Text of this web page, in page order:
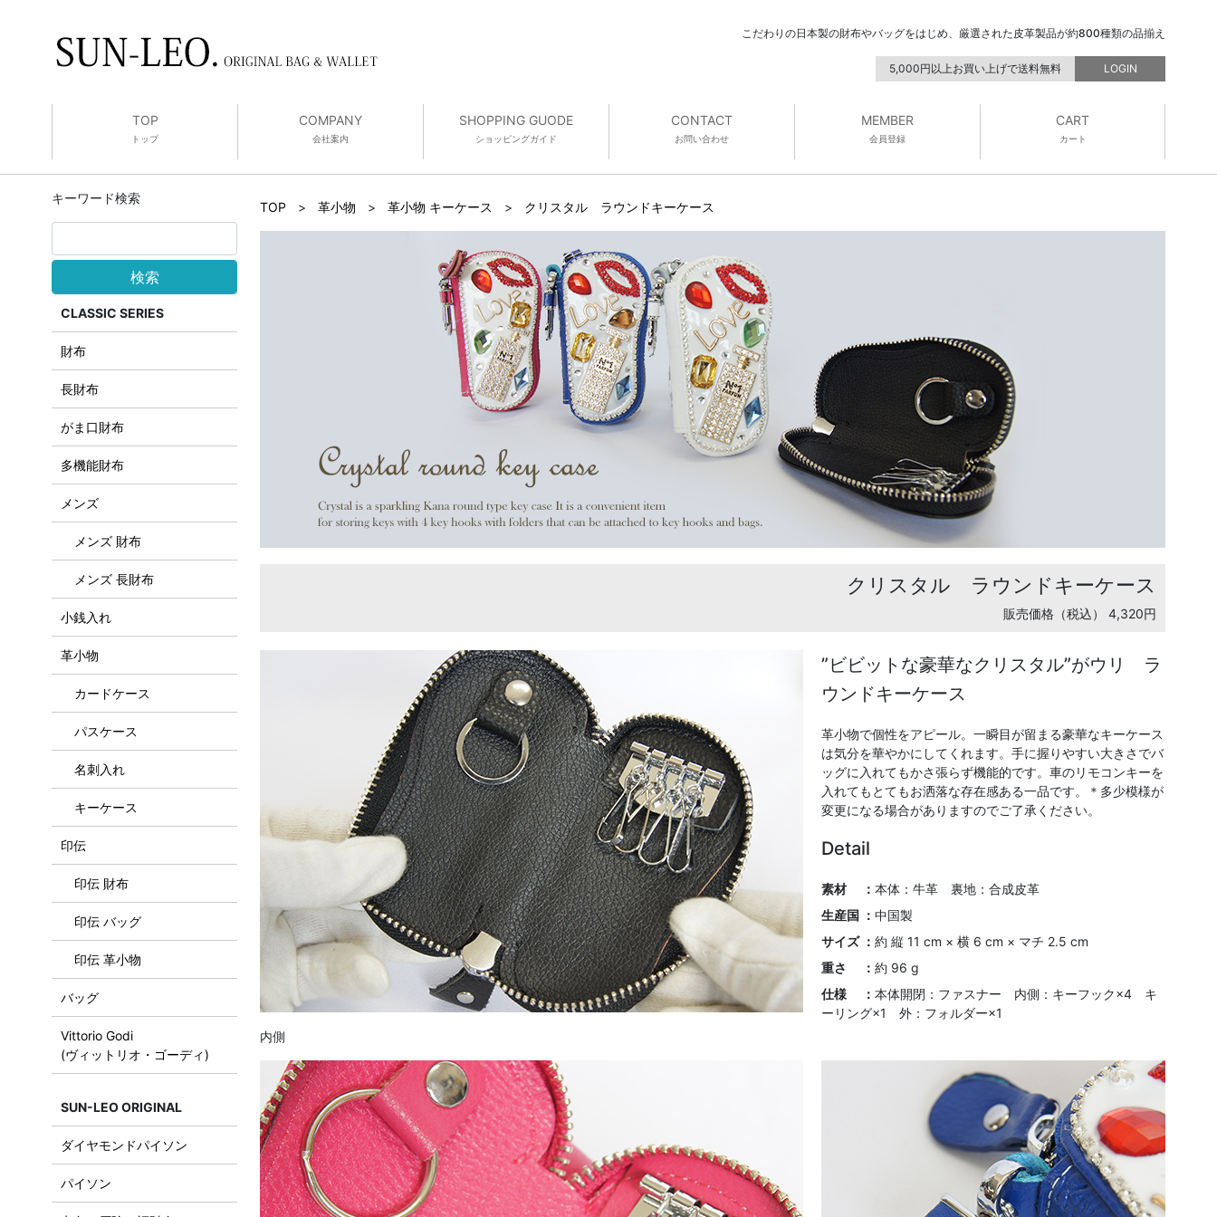
こだわりの日本製の財布やバッグをはじめ、厳選された皮革製品が約800種類の品揃え
5,000円以上お買い上げで送料無料 LOGIN
TOP
トップ
COMPANY
会社案内
SHOPPING GUODE
ショッピングガイド
CONTACT
お問い合わせ
MEMBER
会員登録
CART
カート
キーワード検索
検索
CLASSIC SERIES
財布
長財布
がま口財布
多機能財布
メンズ
メンズ 財布
メンズ 長財布
小銭入れ
革小物
カードケース
パスケース
名刺入れ
キーケース
印伝
印伝 財布
印伝 バッグ
印伝 革小物
バッグ
Vittorio Godi
(ヴィットリオ・ゴーディ)
SUN-LEO ORIGINAL
ダイヤモンドパイソン
パイソン
TOP > 革小物 > 革小物 キーケース > クリスタル ラウンドキーケース
クリスタル ラウンドキーケース
販売価格（税込） 4,320円
内側
”ビビットな豪華なクリスタル”がウリ ラ
ウンドキーケース
革小物で個性をアピール。一瞬目が留まる豪華なキーケース
は気分を華やかにしてくれます。手に握りやすい大きさでバ
ッグに入れてもかさ張らず機能的です。車のリモコンキーを
入れてもとてもお洒落な存在感ある一品です。＊多少模様が
変更になる場合がありますのでご了承ください。
Detail
素材 ： 本体：牛革 裏地：合成皮革
生産国 ： 中国製
サイズ ： 約 縦 11 cm × 横 6 cm × マチ 2.5 cm
重さ ： 約 96 g
仕様 ： 本体開閉：ファスナー 内側：キーフック×4 キ
ーリング×1 外：フォルダー×1